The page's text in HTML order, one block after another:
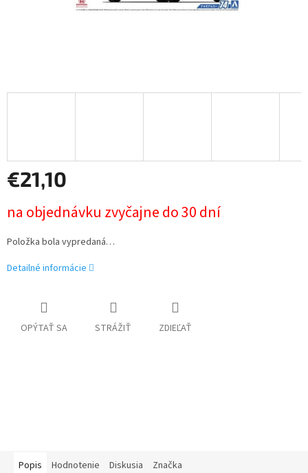
€21,10
cena:
na objednávku zvyčajne do 30 dní
Položka bola vypredaná…
Detailné informácie
OPÝTAŤ SA STRÁŽIŤ ZDIEĽAŤ
Popis Hodnotenie Diskusia Značka